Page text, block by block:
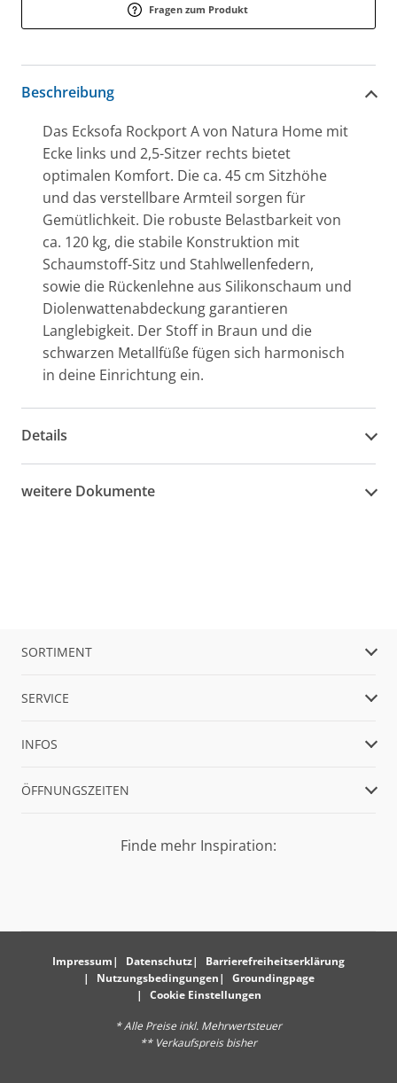
Fragen zum Produkt
Beschreibung
Das Ecksofa Rockport A von Natura Home mit
Ecke links und 2,5-Sitzer rechts bietet
optimalen Komfort. Die ca. 45 cm Sitzhöhe
und das verstellbare Armteil sorgen für
Gemütlichkeit. Die robuste Belastbarkeit von
ca. 120 kg, die stabile Konstruktion mit
Schaumstoff-Sitz und Stahlwellenfedern,
sowie die Rückenlehne aus Silikonschaum und
Diolenwattenabdeckung garantieren
Langlebigkeit. Der Stoff in Braun und die
schwarzen Metallfüße fügen sich harmonisch
in deine Einrichtung ein.
Details
weitere Dokumente
SORTIMENT
SERVICE
INFOS
ÖFFNUNGSZEITEN
Finde mehr Inspiration:
Impressum Datenschutz
Barrierefreiheitserklärung
Nutzungsbedingungen
Groundingpage
Cookie Einstellungen
* Alle Preise inkl. Mehrwertsteuer
** Verkaufspreis bisher